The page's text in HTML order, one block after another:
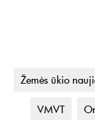
Žemės ūkio
VMVT